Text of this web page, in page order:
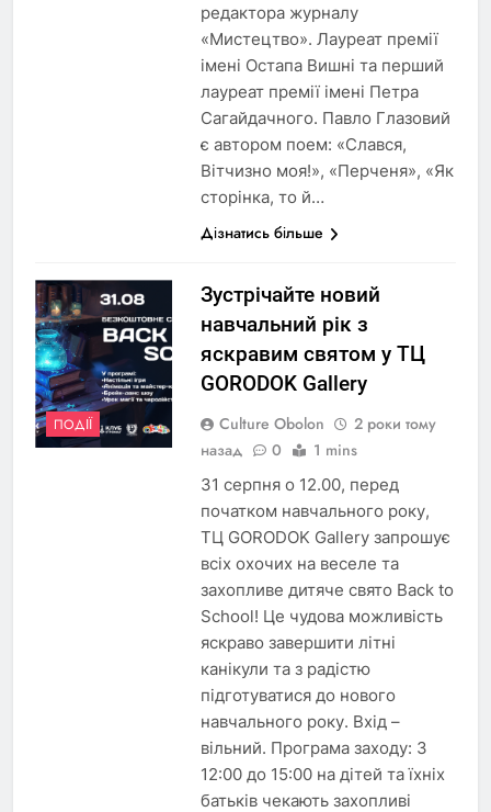
редактора журналу
«Мистецтво». Лауреат премії
імені Остапа Вишні та перший
лауреат премії імені Петра
Сагайдачного. Павло Глазовий
є автором поем: «Слався,
Вітчизно моя!», «Перченя», «Як
сторінка, то й…
Дізнатись більше
ПОДІЇ
Зустрічайте новий
навчальний рік з
яскравим святом у ТЦ
GORODOK Gallery
Culture Obolon
2 роки тому
назад
0 1 mins
31 серпня о 12.00, перед
початком навчального року,
ТЦ GORODOK Gallery запрошує
всіх охочих на веселе та
захопливе дитяче свято Back to
School! Це чудова можливість
яскраво завершити літні
канікули та з радістю
підготуватися до нового
навчального року. Вхід –
вільний. Програма заходу: З
12:00 до 15:00 на дітей та їхніх
батьків чекають захопливі